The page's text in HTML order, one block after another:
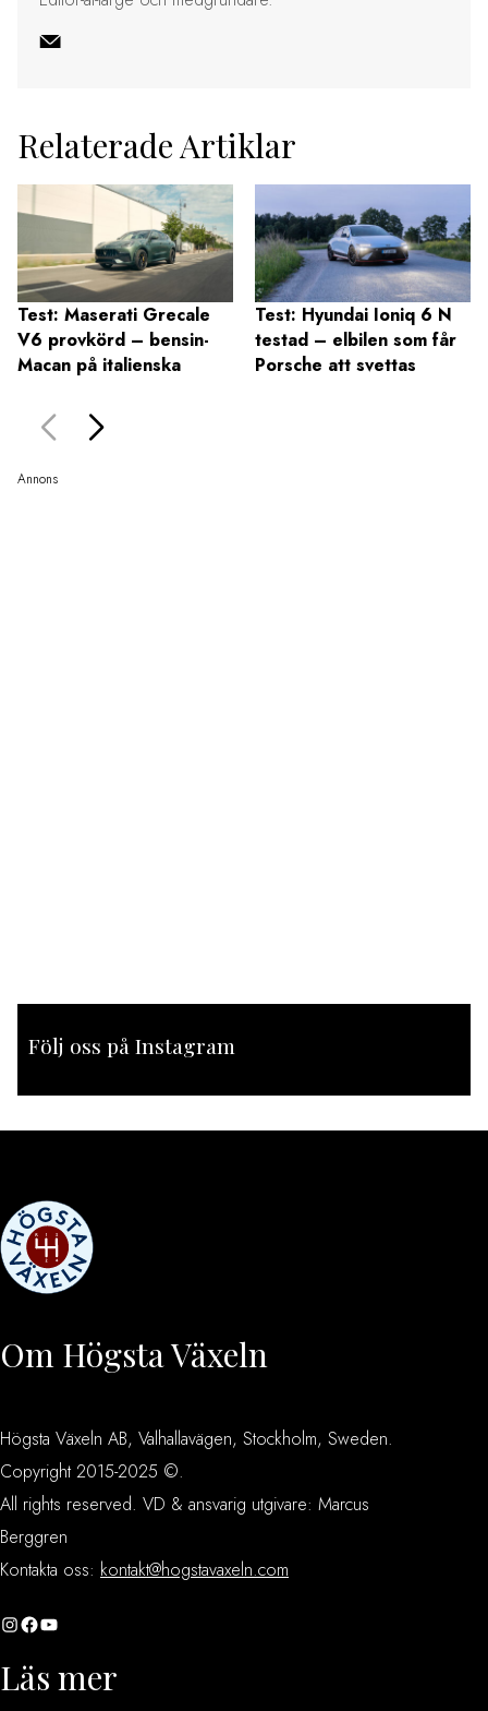
Relaterade Artiklar
Test: Maserati Grecale
V6 provkörd – bensin-
Macan på italienska
Test: Hyundai Ioniq 6 N
testad – elbilen som får
Porsche att svettas
Annons
Följ oss på Instagram
Om Högsta Växeln
Högsta Växeln AB, Valhallavägen, Stockholm, Sweden.
Copyright 2015-2025 ©.
All rights reserved. VD & ansvarig utgivare: Marcus
Berggren
Kontakta oss: kontakt@hogstavaxeln.com
InstagramFacebook YouTube
Läs mer